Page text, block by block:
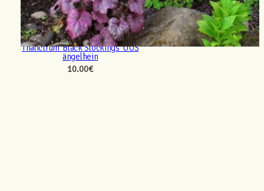
Thalictrum ‘Black Stockings’ UUS
ängelhein
10.00€